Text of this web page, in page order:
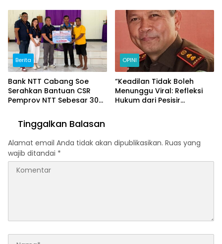
Berita
Bank NTT Cabang Soe
Serahkan Bantuan CSR
Pemprov NTT Sebesar 30
Andreas Enoana
OPINI
“Keadilan Tidak Boleh
Menunggu Viral: Refleksi
Hukum dari Pesisir
Tinggalkan Balasan
Alamat email Anda tidak akan dipublikasikan. Ruas yang
wajib ditandai *